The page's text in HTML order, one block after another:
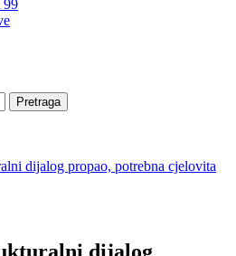
99
dijalog propao, potrebna cjelovita